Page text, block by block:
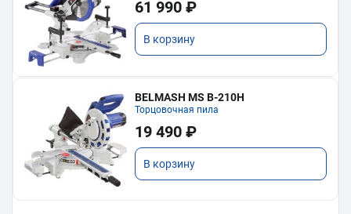
61 990 ₽
В корзину
BELMASH MS B-210H
Торцовочная пила
19 490 ₽
В корзину